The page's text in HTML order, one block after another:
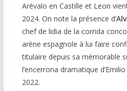
Arévalo en Castille et Leon
2024. On note la présence d’
chef de lidia de la corrida
arène espagnole à lui faire
titulaire depuis sa mémorable
l’encerrona dramatique
2022.